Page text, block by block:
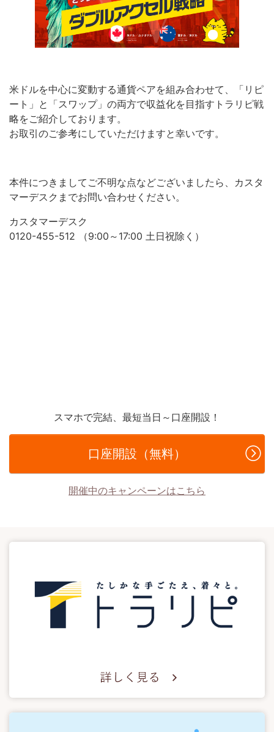
米ドルを中心に変動する通貨ペアを組み合わせて、「リピ
ート」と「スワップ」の両方で収益化を目指すトラリピ戦
略をご紹介しております。
お取引のご参考にしていただけますと幸いです。
本件につきましてご不明な点などございましたら、カスタ
マーデスクまでお問い合わせください。
カスタマーデスク
0120-455-512 （9:00～17:00 土日祝除く）
スマホで完結、最短当日～口座開設！
口座開設（無料）
開催中のキャンペーンはこちら